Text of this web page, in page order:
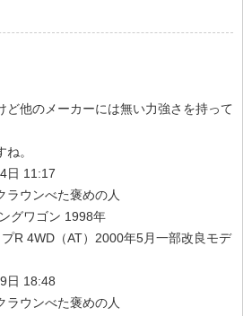
ど他のメーカーには無い力強さを持って
。
日 11:17
ウンべた褒めの人
グワゴン 1998年
R 4WD（AT）2000年5月一部改良モデ
日 18:48
ウンべた褒めの人